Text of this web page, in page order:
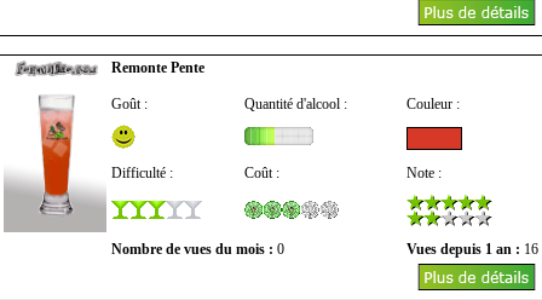
Remonte Pente
Goût : Quantité d'alcool : Couleur :
Difficulté : Coût : Note :
Nombre de vues du mois : 0 Vues depuis 1 an : 16